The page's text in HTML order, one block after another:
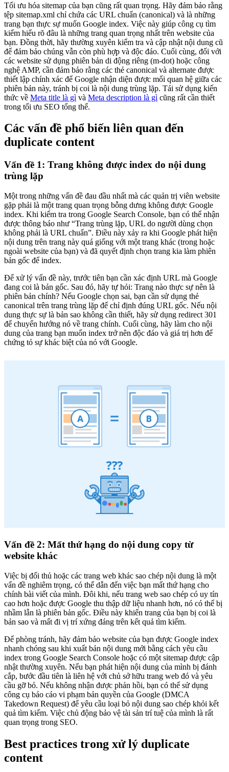
Tối ưu hóa sitemap của bạn cũng rất quan trọng. Hãy đảm bảo rằng
tệp sitemap.xml chỉ chứa các URL chuẩn (canonical) và là những
trang bạn thực sự muốn Google index. Việc này giúp công cụ tìm
kiếm hiểu rõ đâu là những trang quan trọng nhất trên website của
bạn. Đồng thời, hãy thường xuyên kiểm tra và cập nhật nội dung cũ
để đảm bảo chúng vẫn còn phù hợp và độc đáo. Cuối cùng, đối với
các website sử dụng phiên bản di động riêng (m-dot) hoặc công
nghệ AMP, cần đảm bảo rằng các thẻ canonical và alternate được
thiết lập chính xác để Google nhận diện được mối quan hệ giữa các
phiên bản này, tránh bị coi là nội dung trùng lặp. Tái sử dụng kiến
thức về Meta title là gì và Meta description là gì cũng rất cần thiết
trong tối ưu SEO tổng thể.
Các vấn đề phổ biến liên quan đến
duplicate content
Vấn đề 1: Trang không được index do nội dung
trùng lặp
Một trong những vấn đề đau đầu nhất mà các quản trị viên website
gặp phải là một trang quan trọng bỗng dưng không được Google
index. Khi kiểm tra trong Google Search Console, bạn có thể nhận
được thông báo như “Trang trùng lặp, URL do người dùng chọn
không phải là URL chuẩn”. Điều này xảy ra khi Google phát hiện
nội dung trên trang này quá giống với một trang khác (trong hoặc
ngoài website của bạn) và đã quyết định chọn trang kia làm phiên
bản gốc để index.
Để xử lý vấn đề này, trước tiên bạn cần xác định URL mà Google
đang coi là bản gốc. Sau đó, hãy tự hỏi: Trang nào thực sự nên là
phiên bản chính? Nếu Google chọn sai, bạn cần sử dụng thẻ
canonical trên trang trùng lặp để chỉ định đúng URL gốc. Nếu nội
dung thực sự là bản sao không cần thiết, hãy sử dụng redirect 301
để chuyển hướng nó về trang chính. Cuối cùng, hãy làm cho nội
dung của trang bạn muốn index trở nên độc đáo và giá trị hơn để
chứng tỏ sự khác biệt của nó với Google.
Vấn đề 2: Mất thứ hạng do nội dung copy từ
website khác
Việc bị đối thủ hoặc các trang web khác sao chép nội dung là một
vấn đề nghiêm trọng, có thể dẫn đến việc bạn mất thứ hạng cho
chính bài viết của mình. Đôi khi, nếu trang web sao chép có uy tín
cao hơn hoặc được Google thu thập dữ liệu nhanh hơn, nó có thể bị
nhầm lẫn là phiên bản gốc. Điều này khiến trang của bạn bị coi là
bản sao và mất đi vị trí xứng đáng trên kết quả tìm kiếm.
Để phòng tránh, hãy đảm bảo website của bạn được Google index
nhanh chóng sau khi xuất bản nội dung mới bằng cách yêu cầu
index trong Google Search Console hoặc có một sitemap được cập
nhật thường xuyên. Nếu bạn phát hiện nội dung của mình bị đánh
cắp, bước đầu tiên là liên hệ với chủ sở hữu trang web đó và yêu
cầu gỡ bỏ. Nếu không nhận được phản hồi, bạn có thể sử dụng
công cụ báo cáo vi phạm bản quyền của Google (DMCA
Takedown Request) để yêu cầu loại bỏ nội dung sao chép khỏi kết
quả tìm kiếm. Việc chủ động bảo vệ tài sản trí tuệ của mình là rất
quan trọng trong SEO.
Best practices trong xử lý duplicate
content